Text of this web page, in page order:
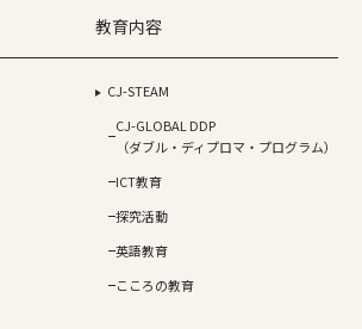
教育内容
CJ-STEAM
CJ-GLOBAL DDP
（ダブル・ディプロマ・プログラム）
ICT教育
探究活動
英語教育
こころの教育